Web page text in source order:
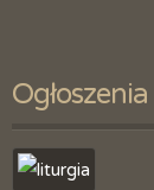
Ogłoszenia